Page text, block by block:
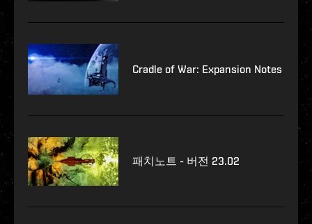
Cradle of War: Expansion Notes
패치노트 - 버전 23.02